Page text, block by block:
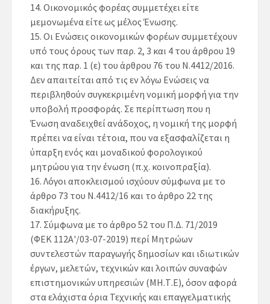
14. Οικονομικός φορέας συμμετέχει είτε
μεμονωμένα είτε ως μέλος Ένωσης.
15. Οι Ενώσεις οικονομικών φορέων συμμετέχουν
υπό τους όρους των παρ. 2, 3 και 4 του άρθρου 19
και της παρ. 1 (ε) του άρθρου 76 του Ν.4412/2016.
Δεν απαιτείται από τις εν λόγω Ενώσεις να
περιβληθούν συγκεκριμένη νομική μορφή για την
υποβολή προσφοράς. Σε περίπτωση που η
Ένωση αναδειχθεί ανάδοχος, η νομική της μορφή
πρέπει να είναι τέτοια, που να εξασφαλίζεται η
ύπαρξη ενός και μοναδικού φορολογικού
μητρώου για την ένωση (π.χ. κοινοπραξία).
16. Λόγοι αποκλεισμού ισχύουν σύμφωνα με το
άρθρο 73 του Ν.4412/16 και το άρθρο 22 της
διακήρυξης.
17. Σύμφωνα με το άρθρο 52 του Π.Δ. 71/2019
(ΦΕΚ 112Α'/03-07-2019) περί Μητρώων
συντελεστών παραγωγής δημοσίων και ιδιωτικών
έργων, μελετών, τεχνικών και λοιπών συναφών
επιστημονικών υπηρεσιών (ΜΗ.Τ.Ε), όσον αφορά
στα ελάχιστα όρια Τεχνικής και επαγγελματικής